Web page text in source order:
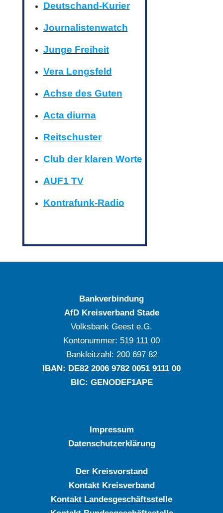
Deutschand-Kurier
Journalistenwatch
Junge Freiheit
Vera Lengsfeld
Achse des Guten
Acta diurna
Reitschuster
Club der klaren Worte
AUF1 TV
Kontrafunk-Radio
Bankverbindung
AfD Kreisverband Stade
Volksbank Geest e.G.
Kontonummer: ‍519 111 00
Bankleitzahl: ‍200 697 82
IBAN: DE‍82 ‍2006 ‍9782 ‍0051 ‍9111 ‍00
BIC: GENODEF1APE
Impressum
Datenschutzerklärung
Der Kreisvorstand
Kontakt Kreisverband
Kontakt Landesgeschäftsstelle